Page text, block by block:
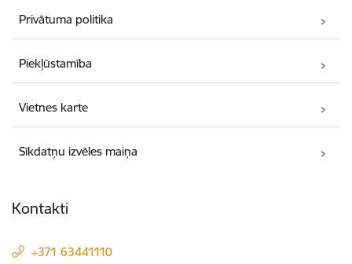
Privātuma politika
Piekļūstamība
Vietnes karte
Sīkdatņu izvēles maiņa
Kontakti
+371 63441110